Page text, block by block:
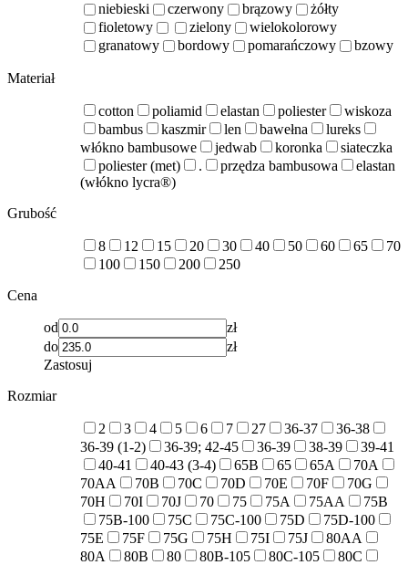
niebieski
czerwony brązowy
żółty
fioletowy
zielony
wielokolorowy
granatowy
bordowy pomarańczowy bzowy
Materiał
cotton poliamid elastan poliester
wiskoza
bambus
kaszmir len bawełna
lureks
włókno bambusowe
jedwab koronka
siateczka
poliester (met)
. przędza bambusowa
elastan
(włókno lycra®)
Grubość
8 12 15 20 30 40 50 60 65
70
100
150 200
250
Cena
od
zł
do
zł
Zastosuj
Rozmiar
2 3 4 5 6 7 27 36-37
36-38
36-39 (1-2)
36-39; 42-45 36-39 38-39
39-41
40-41
40-43 (3-4) 65B 65 65A
70A
70AA
70B 70C 70D 70E 70F
70G
70H
70I 70J 70 75 75A 75AA
75B
75B-100
75C 75C-100 75D
75D-100
75E
75F 75G 75H 75I 75J
80AA
80A
80B 80 80B-105 80C-105
80C